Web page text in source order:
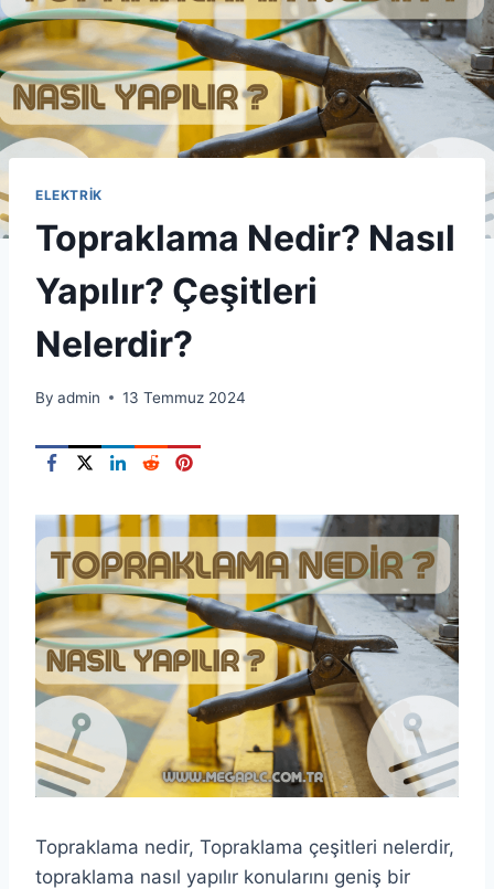
ELEKTRIK
Topraklama Nedir? Nasıl
Yapılır? Çeşitleri
Nelerdir?
By admin 13 Temmuz 2024
Topraklama nedir, Topraklama çeşitleri nelerdir,
topraklama nasıl yapılır konularını geniş bir